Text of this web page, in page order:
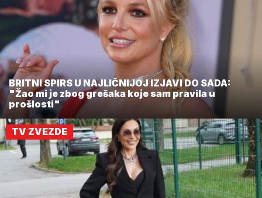
BRITNI SPIRS U NAJLIČNIJOJ IZJAVI DO SADA:
"Žao mi je zbog grešaka koje sam pravila u
prošlosti"
TV ZVEZDE